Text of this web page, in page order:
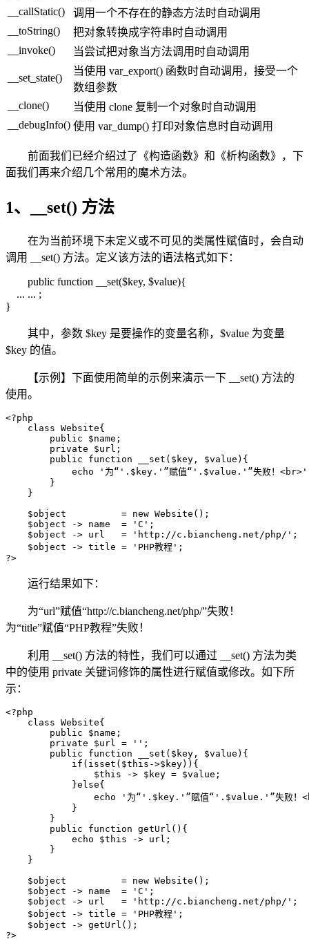
__callStatic()
调用一个不存在的静态方法时自动调用
__toString()
把对象转换成字符串时自动调用
__invoke()
当尝试把对象当方法调用时自动调用
__set_state()
当使用 var_export() 函数时自动调用，接受一个
数组参数
__clone()
当使用 clone 复制一个对象时自动调用
__debugInfo() 使用 var_dump() 打印对象信息时自动调用
前面我们已经介绍过了《构造函数》和《析构函数》，下
面我们再来介绍几个常用的魔术方法。
1、__set() 方法
在为当前环境下未定义或不可见的类属性赋值时，会自动
调用 __set() 方法。定义该方法的语法格式如下：
public function __set($key, $value){
... ... ;
}
其中，参数 $key 是要操作的变量名称，$value 为变量
$key 的值。
【示例】下面使用简单的示例来演示一下 __set() 方法的
使用。
<?php
    class Website{
        public $name;
        private $url;
        public function __set($key, $value){
echo '为“'.$key.'”赋值“'.$value.'”失败！
        }
    }
    $object          = new Website();
    $object -> name  = 'C';
    $object -> url   = 'http://c.biancheng.net/php/';
    $object -> title = 'PHP教程';
?>
运行结果如下：
为“url”赋值“http://c.biancheng.net/php/”失败！
为“title”赋值“PHP教程”失败！
利用 __set() 方法的特性，我们可以通过 __set() 方法为类
中的使用 private 关键词修饰的属性进行赋值或修改。如下所
示：
<?php
    class Website{
        public $name;
        private $url = '';
        public function __set($key, $value){
            if(isset($this->$key)){
                $this -> $key = $value;
            }else{
echo '为“'.$key.'”赋值“'.$value.'”失败！
            }
        }
        public function getUrl(){
            echo $this -> url;
        }
    }
    $object          = new Website();
    $object -> name  = 'C';
    $object -> url   = 'http://c.biancheng.net/php/';
    $object -> title = 'PHP教程';
    $object -> getUrl();
?>